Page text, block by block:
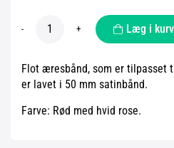
- + Læg i kurv
Flot æresbånd, som er
er lavet i 50 mm satinbånd.
Farve: Rød med hvid rose.